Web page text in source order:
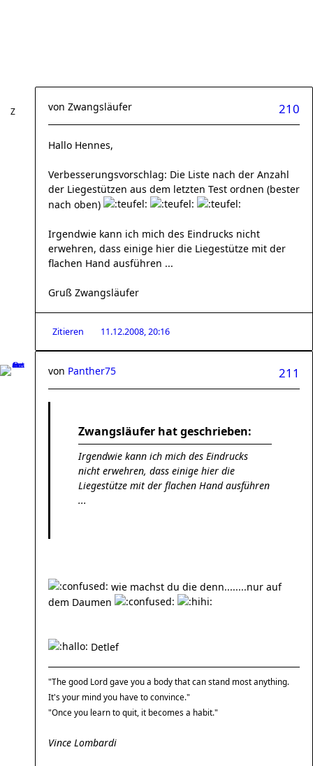
210
von Zwangsläufer
Hallo Hennes,
Verbesserungsvorschlag: Die Liste nach der Anzahl
der Liegestützen aus dem letzten Test ordnen (bester
nach oben)
Irgendwie kann ich mich des Eindrucks nicht
erwehren, dass einige hier die Liegestütze mit der
flachen Hand ausführen ...
Gruß Zwangsläufer
Zitieren 11.12.2008, 20:16
211
von Panther75
Zwangsläufer hat geschrieben:
Irgendwie kann ich mich des Eindrucks
nicht erwehren, dass einige hier die
Liegestütze mit der flachen Hand ausführen
...
wie machst du die denn........nur auf
dem Daumen
Detlef
"The good Lord gave you a body that can stand most anything.
It's your mind you have to convince."
"Once you learn to quit, it becomes a habit."
Vince Lombardi